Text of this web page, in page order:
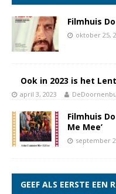
Filmhuis
oktober 25,
Ook in 2023 is het
april 3, 2023
Filmhuis
Me Mee’
september
GEEF ALS EERSTE EEN